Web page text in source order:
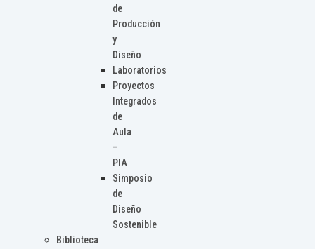
de
Producción
y
Diseño
Laboratorios
Proyectos
Integrados
de
Aula
–
PIA
Simposio
de
Diseño
Sostenible
Biblioteca